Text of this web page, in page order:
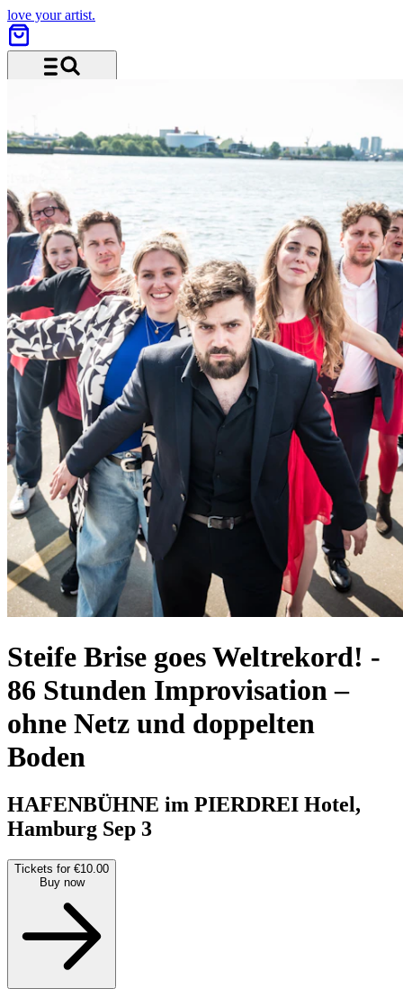
love your artist.
Steife Brise goes Weltrekord! -
86 Stunden Improvisation –
ohne Netz und doppelten
Boden
HAFENBÜHNE im PIERDREI Hotel,
Hamburg Sep 3
Tickets for €10.00
Buy now